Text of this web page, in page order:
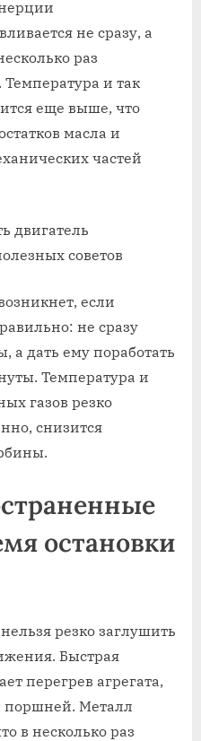
не сразу, а
раз
и так
еще выше, что
масла и
частей
если
не сразу
а дать ему поработать
Температура и
газов резко
снизится
остановки
резко заглушить
Быстрая
перегрев агрегата,
поршней. Металл
в несколько раз